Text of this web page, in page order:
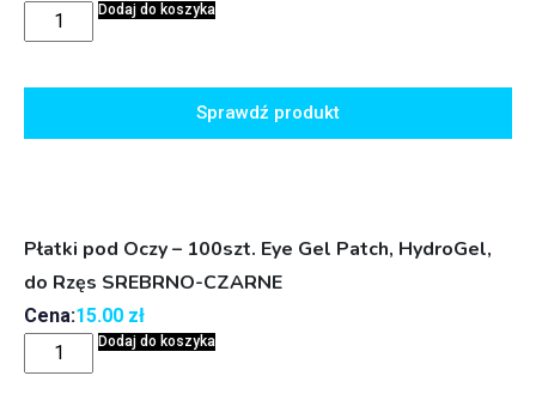
Dodaj do koszyka
Sprawdź produkt
Płatki pod Oczy – 100szt. Eye Gel Patch, HydroGel,
do Rzęs SREBRNO-CZARNE
Cena:15.00 zł
Dodaj do koszyka